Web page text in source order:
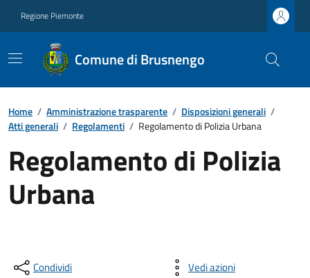
Regione Piemonte
Comune di Brusnengo
Home / Amministrazione trasparente / Disposizioni generali /
Atti generali / Regolamenti / Regolamento di Polizia Urbana
Regolamento di Polizia
Urbana
Condividi Vedi azioni